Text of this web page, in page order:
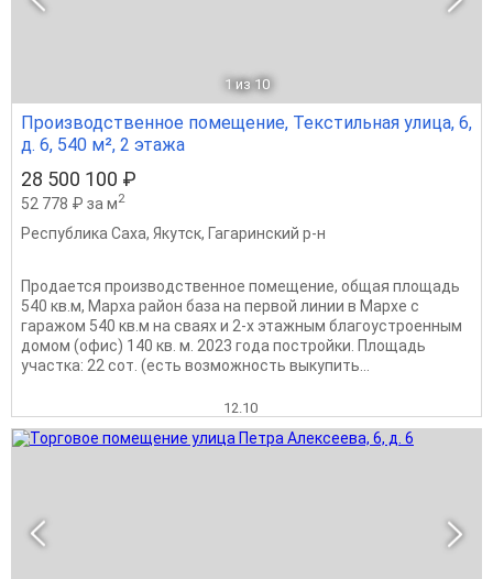
1 из 10
Производственное помещение, Текстильная улица, 6,
д. 6, 540 м², 2 этажа
28 500 100 ₽
52 778 ₽ за м2
Республика Саха, Якутск, Гагаринский р-н
Продается производственное помещение, общая площадь
540 кв.м, Марха район база на первой линии в Мархе с
гаражом 540 кв.м на сваях и 2-х этажным благоустроенным
домом (офис) 140 кв. м. 2023 года постройки. Площадь
участка: 22 сот. (есть возможность выкупить...
12.10